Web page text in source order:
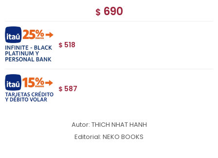
$ 690
$ 518
$ 587
Autor: THICH NHAT HANH
Editorial: NEKO BOOKS